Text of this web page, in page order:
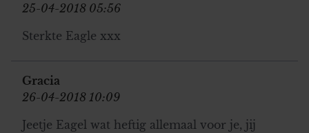
25-04-2018 05:56
Sterkte Eagle xxx
Gracia
26-04-2018 10:09
Jeetje Eagel wat heftig allemaal voor je, jij